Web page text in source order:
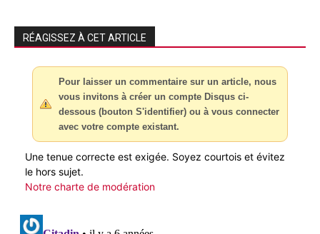
RÉAGISSEZ À CET ARTICLE
Pour laisser un commentaire sur un article, nous
vous invitons à créer un compte Disqus ci-
dessous (bouton S'identifier) ou à vous connecter
avec votre compte existant.
Une tenue correcte est exigée. Soyez courtois et évitez
le hors sujet.
Notre charte de modération